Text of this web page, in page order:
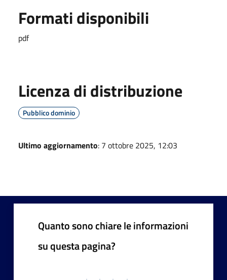
Formati disponibili
pdf
Licenza di distribuzione
Pubblico dominio
Ultimo aggiornamento: 7 ottobre 2025, 12:03
Quanto sono chiare le informazioni
su questa pagina?